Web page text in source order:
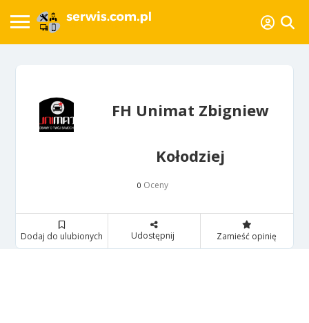
FH Unimat Zbigniew
Kołodziej
0 Oceny
Dodaj do ulubionych Udostępnij Zamieść opinię